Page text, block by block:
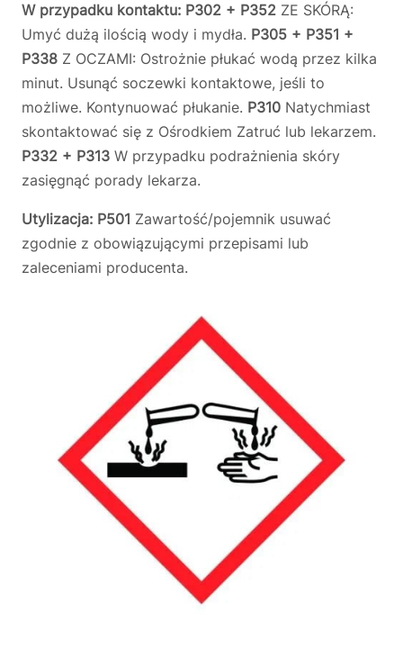
W przypadku kontaktu: P302 + P352 ZE SKÓRĄ:
Umyć dużą ilością wody i mydła. P305 + P351 +
P338 Z OCZAMI: Ostrożnie płukać wodą przez kilka
minut. Usunąć soczewki kontaktowe, jeśli to
możliwe. Kontynuować płukanie. P310 Natychmiast
skontaktować się z Ośrodkiem Zatruć lub lekarzem.
P332 + P313 W przypadku podrażnienia skóry
zasięgnąć porady lekarza.
Utylizacja: P501 Zawartość/pojemnik usuwać
zgodnie z obowiązującymi przepisami lub
zaleceniami producenta.